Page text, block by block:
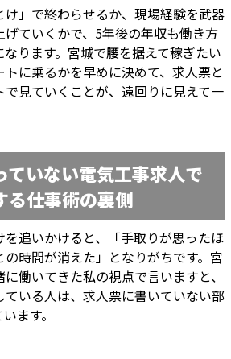
」で終わらせるか、現場経験を武器
げていくかで、5年後の年収も働き方
ります。宮城で腰を据えて稼ぎたい
に乗るかを早めに決めて、求人票と
見ていくことが、遠回りに見えて一
ていない電気工事求人で
る仕事術の裏側
追いかけると、「手取りが思ったほ
の時間が消えた」となりがちです。宮
働いてきた私の視点で言いますと、
いる人は、求人票に書いていない部
ます。